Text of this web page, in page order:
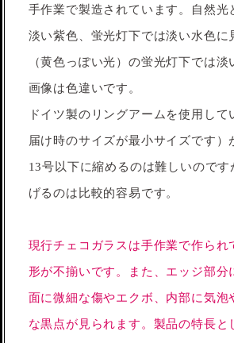
手作業で製造されています。自然光
淡い紫色、蛍光灯下では淡い水色に
（黄色っぽい光）の蛍光灯下では淡
画像は色違いです。
ドイツ製のリングアームを使用して
届け時のサイズが最小サイズです）
13号以下に縮めるのは難しいので
げるのは比較的容易です。
現行チェコガラスは手作業で作られ
形が不揃いです。また、エッジ部分
面に微細な傷やエクボ、内部に気泡
な黒点が見られます。製品の特長と